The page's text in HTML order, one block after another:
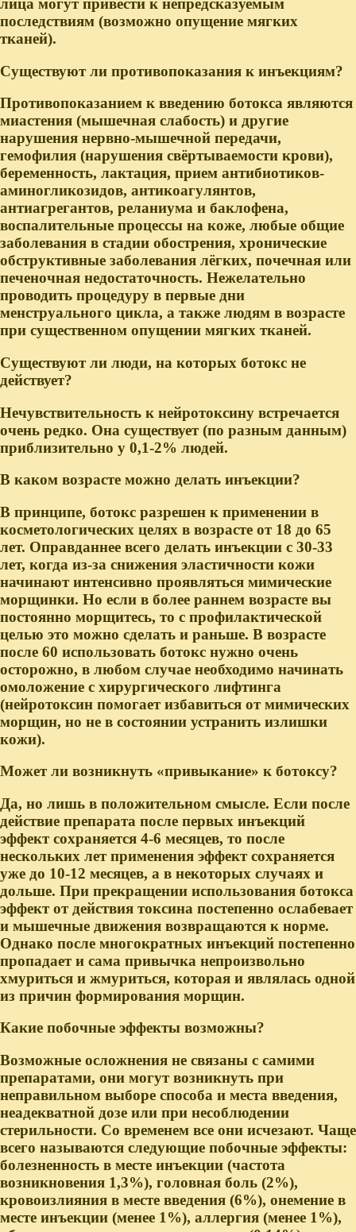
лица могут привести к непредсказуемым
последствиям (возможно опущение мягких
тканей).
Существуют ли противопоказания к инъекциям?
Противопоказанием к введению ботокса являются
миастения (мышечная слабость) и другие
нарушения нервно-мышечной передачи,
гемофилия (нарушения свёртываемости крови),
беременность, лактация, прием антибиотиков-
аминогликозидов, антикоагулянтов,
антиагрегантов, реланиума и баклофена,
воспалительные процессы на коже, любые общие
заболевания в стадии обострения, хронические
обструктивные заболевания лёгких, почечная или
печеночная недостаточность. Нежелательно
проводить процедуру в первые дни
менструального цикла, а также людям в возрасте
при существенном опущении мягких тканей.
Существуют ли люди, на которых ботокс не
действует?
Нечувствительность к нейротоксину встречается
очень редко. Она существует (по разным данным)
приблизительно у 0,1-2% людей.
В каком возрасте можно делать инъекции?
В принципе, ботокс разрешен к применении в
косметологических целях в возрасте от 18 до 65
лет. Оправданнее всего делать инъекции с 30-33
лет, когда из-за снижения эластичности кожи
начинают интенсивно проявляться мимические
морщинки. Но если в более раннем возрасте вы
постоянно морщитесь, то с профилактической
целью это можно сделать и раньше. В возрасте
после 60 использовать ботокс нужно очень
осторожно, в любом случае необходимо начинать
омоложение с хирургического лифтинга
(нейротоксин помогает избавиться от мимических
морщин, но не в состоянии устранить излишки
кожи).
Может ли возникнуть «привыкание» к ботоксу?
Да, но лишь в положительном смысле. Если после
действие препарата после первых инъекций
эффект сохраняется 4-6 месяцев, то после
нескольких лет применения эффект сохраняется
уже до 10-12 месяцев, а в некоторых случаях и
дольше. При прекращении использования ботокса
эффект от действия токсина постепенно ослабевает
и мышечные движения возвращаются к норме.
Однако после многократных инъекций постепенно
пропадает и сама привычка непроизвольно
хмуриться и жмуриться, которая и являлась одной
из причин формирования морщин.
Какие побочные эффекты возможны?
Возможные осложнения не связаны с самими
препаратами, они могут возникнуть при
неправильном выборе способа и места введения,
неадекватной дозе или при несоблюдении
стерильности. Со временем все они исчезают. Чаще
всего называются следующие побочные эффекты:
болезненность в месте инъекции (частота
возникновения 1,3%), головная боль (2%),
кровоизлияния в месте введения (6%), онемение в
месте инъекции (менее 1%), аллергия (менее 1%),